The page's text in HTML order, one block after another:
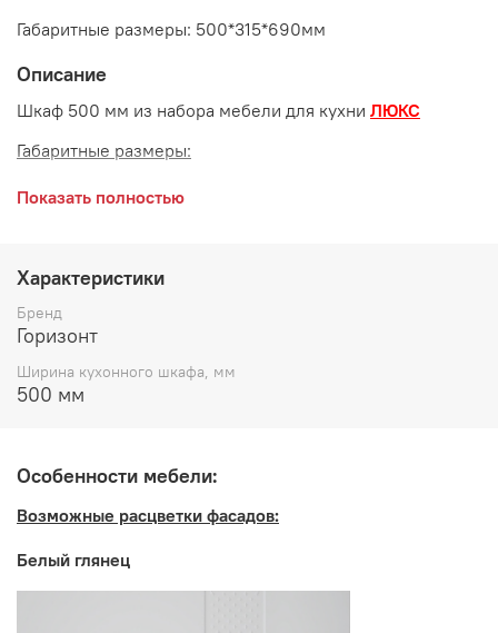
Габаритные размеры: 500*315*690мм
Описание
Шкаф 500 мм из набора мебели для кухни ЛЮКС
Габаритные размеры:
длина 500 мм
высота 690 мм
Возможные расцветки фасадов:
глянец, Ваниль глянец, Шоколад глянец, Лайм глянец
Корпус: ЛДСП Белый
Производитель:
Мебельная фабрика ГОРИЗОНТ
Показать полностью
Характеристики
Бренд
Горизонт
Ширина кухонного шкафа, мм
500 мм
Особенности мебели:
Возможные расцветки фасадов:
Белый глянец